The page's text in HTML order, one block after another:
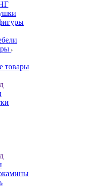
товары